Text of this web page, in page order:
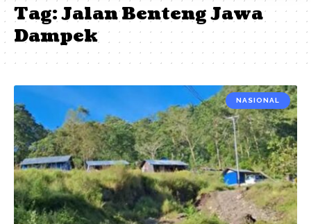
Tag:Jalan Benteng Jawa
Dampek
NASIONAL